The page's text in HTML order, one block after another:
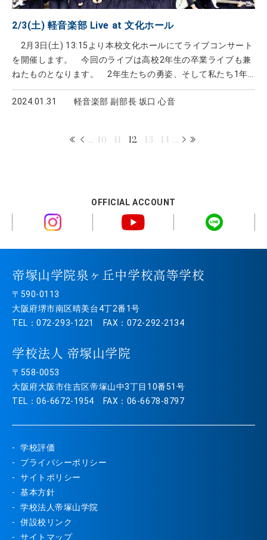
2/3(土) 軽音楽部 Live at 文化ホール
2月3日(土) 13:15より本校文化ホールにてライブコンサート
を開催します。 今回のライブは高校2年生の卒業ライブも兼
ねたものとなります。 2年生たちの勇姿、そして私たち1年
生の成長を是非ご覧ください。 軽音楽部 部員一同、心より
お待ちしております！
2024.01.31 軽音楽部 副部長 坂口 心音
... 10 11 12 13 14 ...
OFFICIAL ACCOUNT
帝塚山学院泉ヶ丘中学校高等学校
〒590-0113
大阪府堺市南区晴美台4丁2番1号
TEL：072-293-1221 FAX：072-292-2134
学校法人 帝塚山学院
〒558-0053
大阪府大阪市住吉区帝塚山中3丁目10番51号
TEL：06-6672-1954 FAX：06-6678-8797
学校評価
プライバシーポリシー
サイトポリシー
基本方針
学校法人帝塚山学院
併設校リンク
サイトマップ